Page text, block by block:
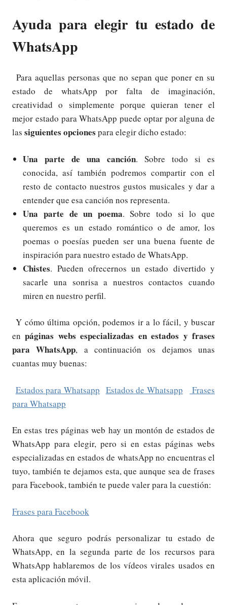
Ayuda para elegir tu estado de
WhatsApp
Para aquellas personas que no sepan que poner en su
estado de whatsApp por falta de imaginación,
creatividad o simplemente porque quieran tener el
mejor estado para WhatsApp puede optar por alguna de
las siguientes opciones para elegir dicho estado:
Una parte de una canción. Sobre todo si es
conocida, así también podremos compartir con el
resto de contacto nuestros gustos musicales y dar a
entender que esa canción nos representa.
Una parte de un poema. Sobre todo si lo que
queremos es un estado romántico o de amor, los
poemas o poesías pueden ser una buena fuente de
inspiración para nuestro estado de WhatsApp.
Chistes. Pueden ofrecernos un estado divertido y
sacarle una sonrisa a nuestros contactos cuando
miren en nuestro perfil.
Y cómo última opción, podemos ir a lo fácil, y buscar
enpáginas webs especializadas en estados y frases
para WhatsApp, a continuación os dejamos unas
cuantas muy buenas:
Estados para Whatsapp Estados de Whatsapp
Frases
para Whatsapp
En estas tres páginas web hay un montón de estados de
WhatsApp para elegir, pero si en estas páginas webs
especializadas en estados de whatsApp no encuentras el
tuyo, también te dejamos esta, que aunque sea de frases
para Facebook, también te puede valer para la cuestión:
Frases para Facebook
Ahora que seguro podrás personalizar tu estado de
WhatsApp, en la segunda parte de los recursos para
WhatsApp hablaremos de los vídeos virales usados en
esta aplicación móvil.